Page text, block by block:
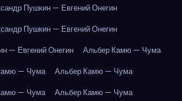
Пушкин — Евгений Онегин
Пушкин — Евгений Онегин
— Евгений Онегин
Альбер Камю — Чума
— Чума
Альбер Камю — Чума
— Чума
Альбер Камю — Чума